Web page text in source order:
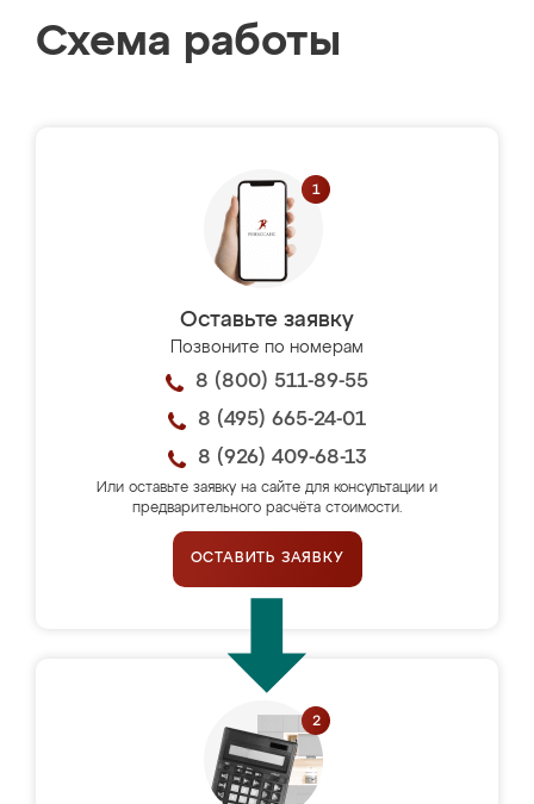
Схема работы
Оставьте заявку
Позвоните по номерам
8 (800) 511-89-55
8 (495) 665-24-01
8 (926) 409-68-13
Или оставьте заявку на сайте для консультации и
предварительного расчёта стоимости.
ОСТАВИТЬ ЗАЯВКУ